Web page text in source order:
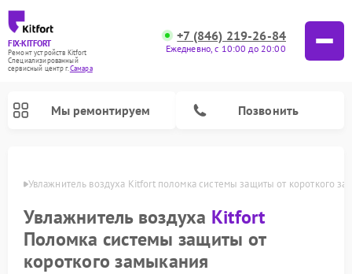
FIX-KITFORT
Ремонт устройств Kitfort
Специализированный
cервисный центр г.Самара
+7 (846) 219-26-84
Ежедневно, с 10:00 до 20:00
Мы ремонтируем Позвонить
Увлажнитель воздуха Kitfort поломка системы защиты от короткого
Увлажнитель воздуха Kitfort
Поломка системы защиты от
короткого замыкания